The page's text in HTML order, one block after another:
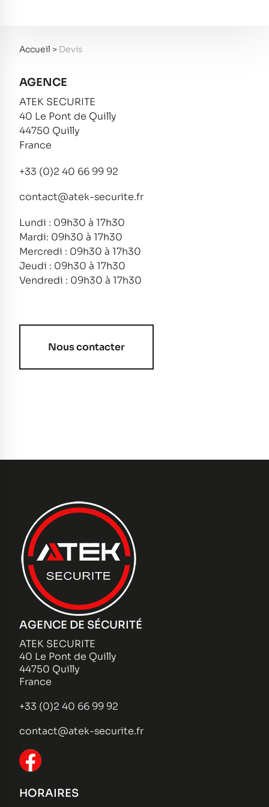
Accueil > Devis
AGENCE
ATEK SECURITE
40 Le Pont de Quilly
44750 Quilly
France
+33 (0)2 40 66 99 92
contact@atek-securite.fr
Lundi : 09h30 à 17h30
Mardi: 09h30 à 17h30
Mercredi : 09h30 à 17h30
Jeudi : 09h30 à 17h30
Vendredi : 09h30 à 17h30
Nous contacter
AGENCE DE SÉCURITÉ
ATEK SECURITE
40 Le Pont de Quilly
44750 Quilly
France
+33 (0)2 40 66 99 92
contact@atek-securite.fr
HORAIRES